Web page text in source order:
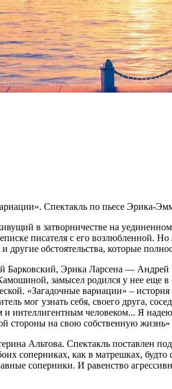
лауреата
Спектакль по пьесе Эрика-
в затворничестве на
писателя с его возлюбленной. Но
обстоятельства, которые
Барковский, Эрика Ларсена — Андрей
замысел родился у нее еще в
«Загадочные вариации» –
мог узнать себя, своего друга,
интеллигентным человеком... Я
стороны на свою собственную
Альтова. Спектакль поставлен
соперниках, как в матрешках,
соперники. И равенство